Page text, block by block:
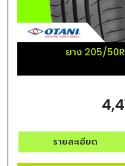
ยาง 205/
รายละเอียด